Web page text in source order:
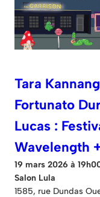
Tara
Fortunato
Lucas :
Wavelength
19 mars 2026 à
Salon Lula
1585, rue Dundas